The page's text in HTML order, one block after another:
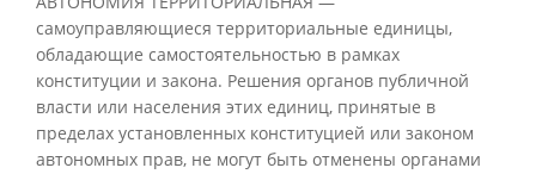
самоуправляющиеся территориальные единицы,
обладающие самостоятельностью в рамках
конституции и закона. Решения органов публичной
власти или населения этих единиц, принятые в
пределах установленных конституцией или законом
автономных прав, не могут быть отменены органами